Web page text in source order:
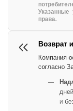
Указанные
права.
Возврат
Компания
согласно
и